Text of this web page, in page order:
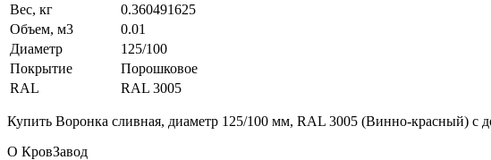
Вес, кг
0.360491625
Объем, м3
0.01
Диаметр
125/100
Покрытие
Порошковое
RAL
RAL 3005
Купить Воронка сливная, диаметр 125/100 мм, RAL 3005 (Винно-красный) с
О КровЗавод